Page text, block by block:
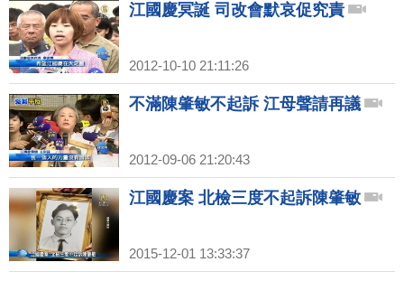
江國慶冥誕 司改會默哀促究責
2012-10-10 21:11:26
不滿陳肇敏不起訴 江母聲請再議
2012-09-06 21:20:43
江國慶案 北檢三度不起訴陳肇敏
2015-12-01 13:33:37